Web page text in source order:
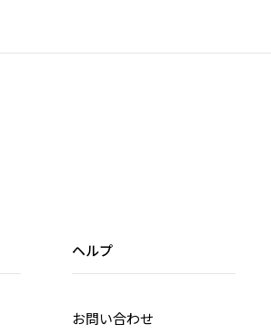
ヘルプ
お問い合わせ